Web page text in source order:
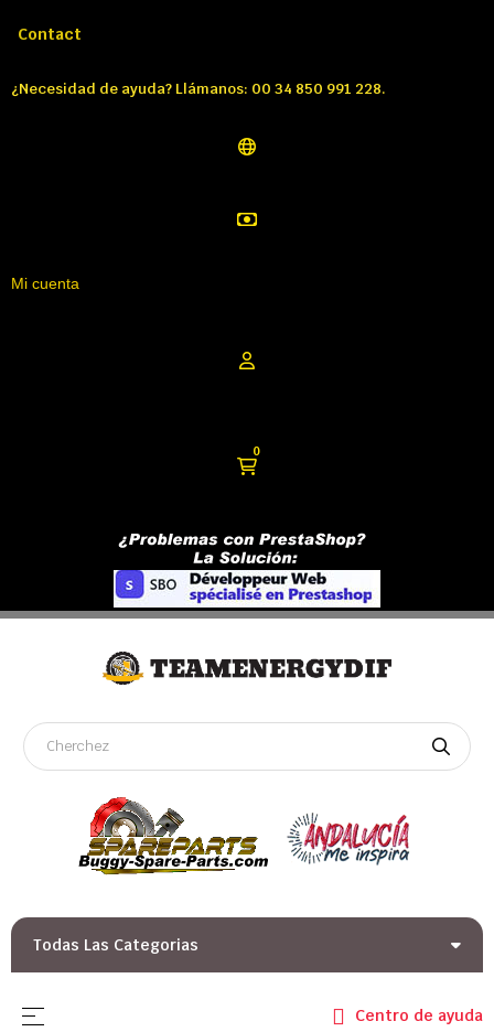
Contact
¿Necesidad de ayuda? Llámanos: 00 34 850 991 228.
Mi cuenta
0
Todas Las Categorias
Navegación de palanca
☰ Centro de ayuda